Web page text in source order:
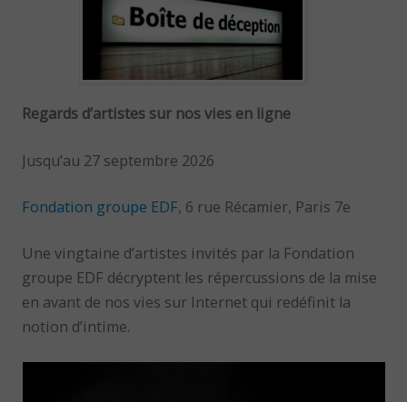
Regards d’artistes sur nos vies en ligne
Jusqu’au 27 septembre 2026
Fondation groupe EDF, 6 rue Récamier, Paris 7e
Une vingtaine d’artistes invités par la Fondation
groupe EDF décryptent les répercussions de la mise
en avant de nos vies sur Internet qui redéfinit la
notion d’intime.